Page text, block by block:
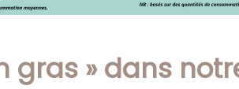
gras » dans